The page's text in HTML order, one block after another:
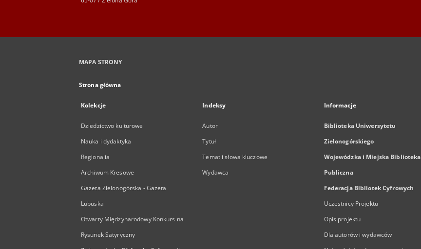
MAPA STRONY
Strona główna
Kolekcje
Dziedzictwo kulturowe
Nauka i dydaktyka
Regionalia
Archiwum Kresowe
Gazeta Zielonogórska - Gazeta
Lubuska
Otwarty Międzynarodowy Konkurs na
Rysunek Satyryczny
Indeksy
Autor
Tytuł
Temat i słowa kluczowe
Wydawca
Informacje
Biblioteka Uniwersytetu
Zielonogórskiego
Wojewódzka i Miejska Biblioteka
Publiczna
Federacja Bibliotek Cyfrowych
Uczestnicy Projektu
Opis projektu
Dla autorów i wydawców